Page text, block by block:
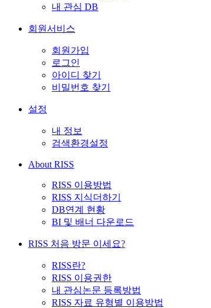
내 관심 DB
회원서비스
회원가입
로그인
아이디 찾기
비밀번호 찾기
설정
내 정보
검색환경설정
About RISS
RISS 이용방법
RISS 지식더하기
DB연계 현황
BI 및 배너 다운로드
RISS 처음 방문 이세요?
RISS란?
RISS 이용권한
내 관심논문 등록방법
RISS 자료 유형별 이용방법